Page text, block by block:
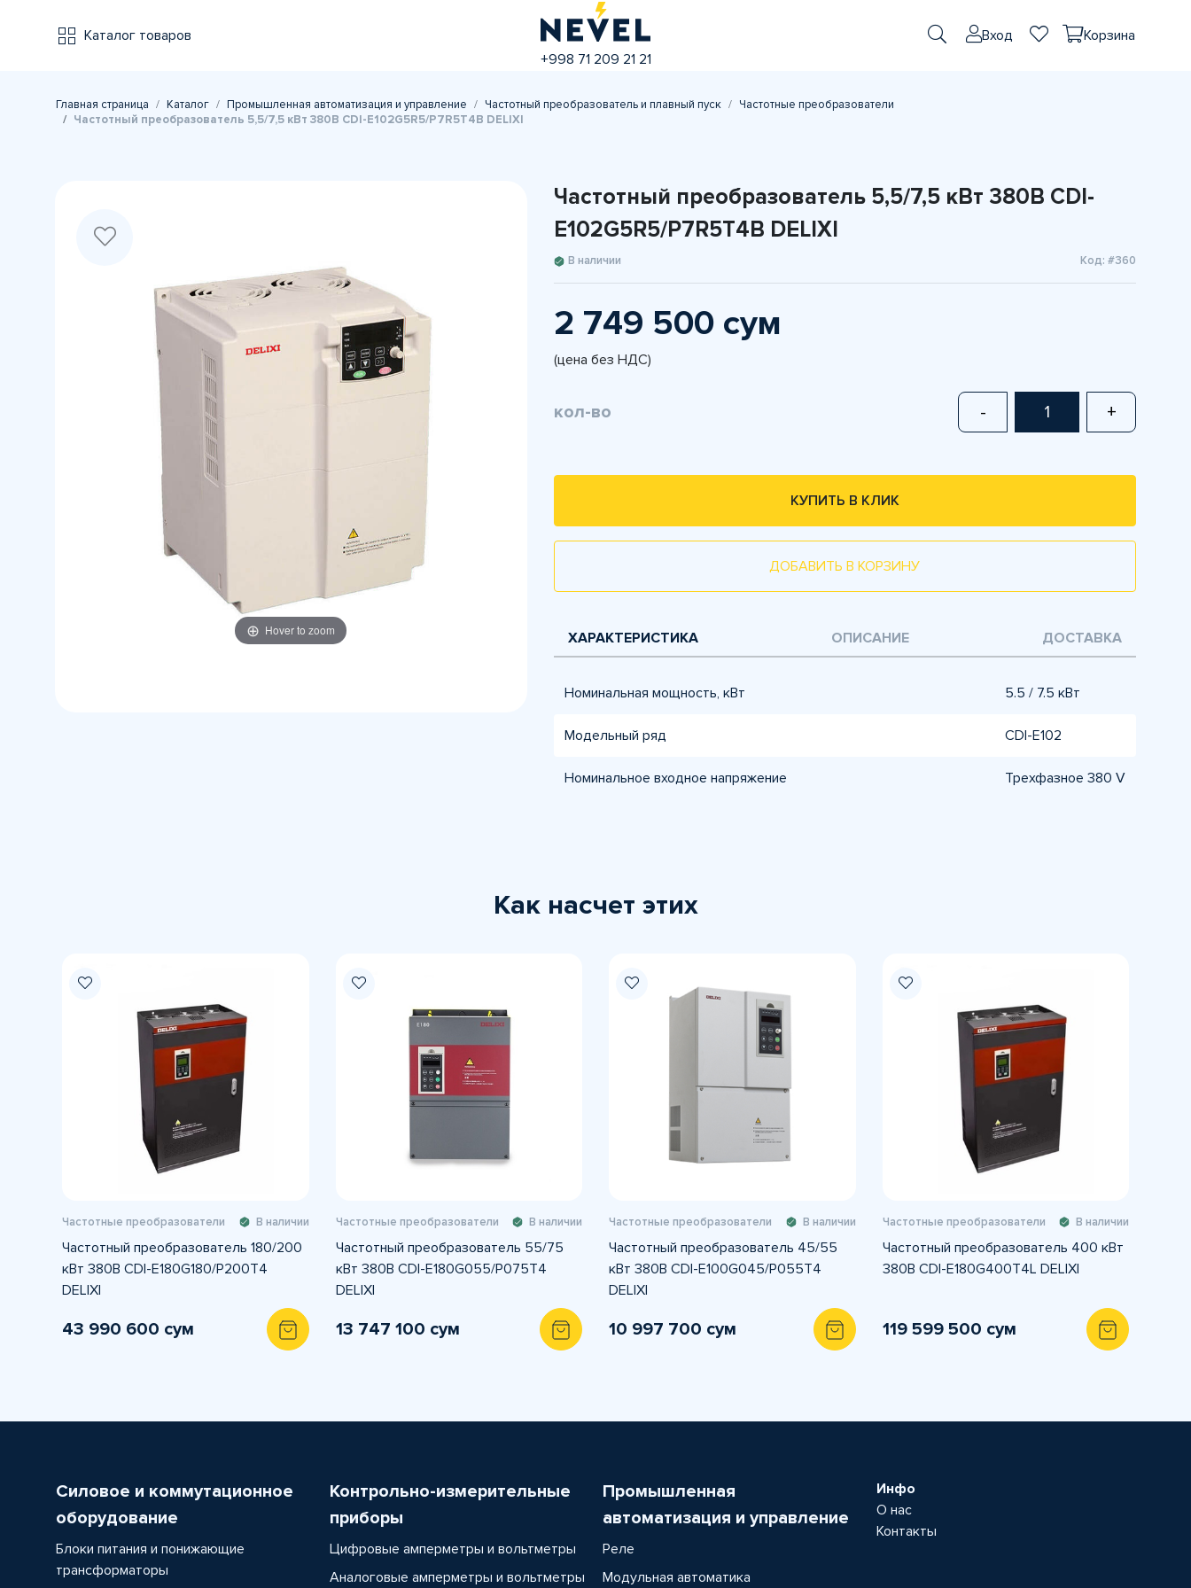
Каталог товаров
+998 71 209 21 21
Вход Корзина
Главная страница Каталог Промышленная автоматизация и управление Частотный преобразователь и плавный пуск
Частотные преобразователи
Частотный преобразователь 5,5/7,5 кВт 380В CDI-E102G5R5/P7R5T4B DELIXI
Hover to zoom
Частотный преобразователь 5,5/7,5 кВт 380В CDI-
E102G5R5/P7R5T4B DELIXI
В наличии Код: #360
2 749 500 сум
(цена без НДС)
кол-во - +
КУПИТЬ В КЛИК
ДОБАВИТЬ В КОРЗИНУ
ХАРАКТЕРИСТИКА ОПИСАНИЕ ДОСТАВКА
Номинальная мощность, кВт 5.5 / 7.5 кВт
Модельный ряд CDI-E102
Номинальное входное напряжение Трехфазное 380 V
Как насчет этих
Частотные преобразователи В наличии
Частотный преобразователь 180/200
кВт 380В CDI-E180G180/P200T4
DELIXI
43 990 600 сум
Частотные преобразователи В наличии
Частотный преобразователь 55/75
кВт 380В CDI-E180G055/P075T4
DELIXI
13 747 100 сум
Частотные преобразователи В наличии
Частотный преобразователь 45/55
кВт 380В CDI-E100G045/P055T4
DELIXI
10 997 700 сум
Частотные преобразователи В наличии
Частотный преобразователь 400 кВт
380В CDI-E180G400T4L DELIXI
119 599 500 сум
Силовое и коммутационное
оборудование
Блоки питания и понижающие
трансформаторы
Контрольно-измерительные
приборы
Цифровые амперметры и вольтметры
Аналоговые амперметры и вольтметры
Промышленная
автоматизация и управление
Реле
Модульная автоматика
Инфо
О нас
Контакты